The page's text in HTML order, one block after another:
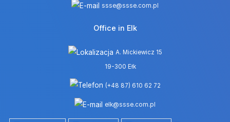
ssse@ssse.com.pl
Office in Elk
A. Mickiewicz 15
19-300 Ełk
(+48 87) 610 62 72
elk@ssse.com.pl